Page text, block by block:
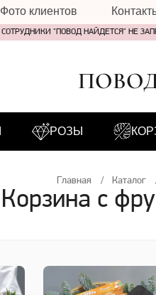
Фото клиентов
СОТРУДНИКИ "ПОВОД НАЙДЕТСЯ" НЕ
РОЗЫ
Главная Каталог
Корзина с